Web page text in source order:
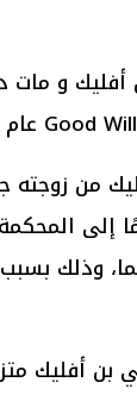
أفليك و
وذلك